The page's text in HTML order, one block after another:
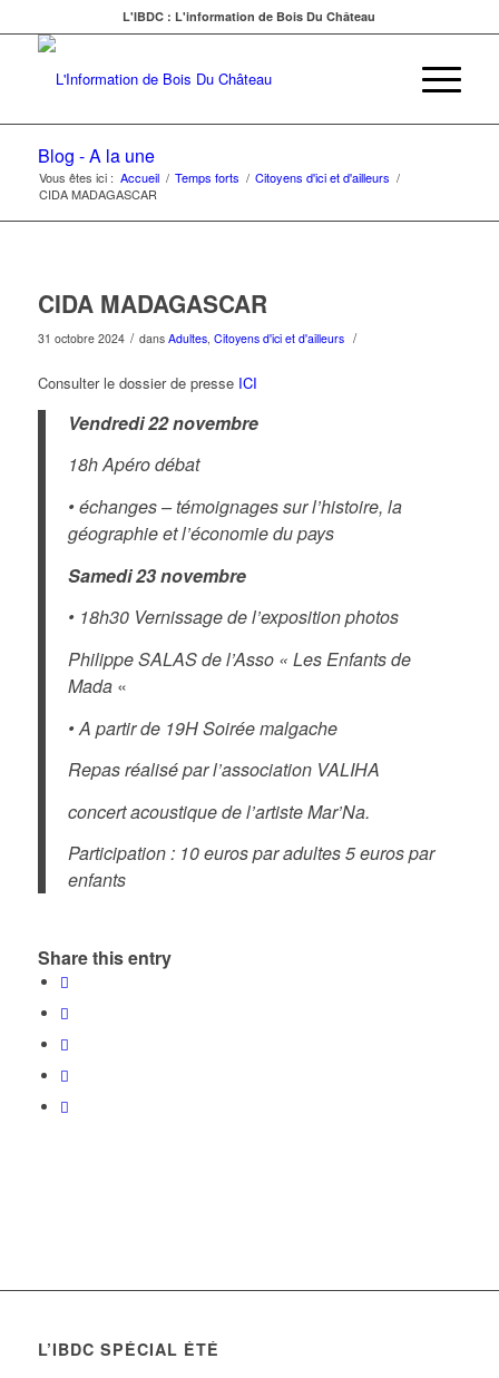
L'IBDC : L'information de Bois Du Château
Blog - A la une
Vous êtes ici : Accueil / Temps forts / Citoyens d'ici et d'ailleurs /
CIDA MADAGASCAR
CIDA MADAGASCAR
31 octobre 2024 / dans Adultes, Citoyens d'ici et d'ailleurs /
Consulter le dossier de presse ICI
Vendredi 22 novembre
18hApéro débat
• échanges – témoignages sur l’histoire, la
géographie et l’économie du pays
Samedi 23 novembre
• 18h30 Vernissage de l’exposition photos
Philippe SALAS de l’Asso « Les Enfants de
Mada«
• A partir de 19H Soirée malgache
Repas réalisé par l’association VALIHA
concert acoustique de l’artiste Mar’Na.
Participation : 10 euros par adultes 5 euros par
enfants
Share this entry
L’IBDC SPÉCIAL ÉTÉ